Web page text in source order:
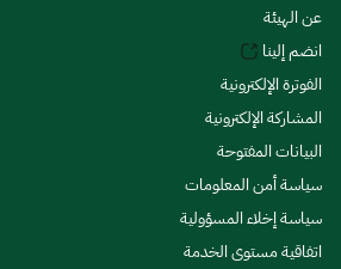
عن الهيئة
انضم إلينا
الفوترة الإلكترونية
المشاركة الإلكترونية
البيانات المفتوحة
سياسة أمن المعلومات
سياسة إخلاء المسؤولية
اتفاقية مستوى الخدمة